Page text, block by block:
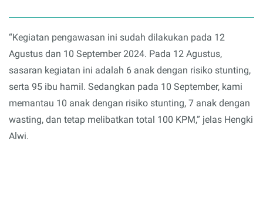
“Kegiatan pengawasan ini sudah dilakukan pada 12
Agustus dan 10 September 2024. Pada 12 Agustus,
sasaran kegiatan ini adalah 6 anak dengan risiko stunting,
serta 95 ibu hamil. Sedangkan pada 10 September, kami
memantau 10 anak dengan risiko stunting, 7 anak dengan
wasting, dan tetap melibatkan total 100 KPM,” jelas Hengki
Alwi.